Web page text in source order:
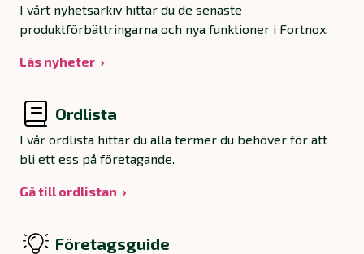
I vårt nyhetsarkiv hittar du de senaste
produktförbättringarna och nya funktioner i Fortnox.
Läs nyheter
Ordlista
I vår ordlista hittar du alla termer du behöver för att
bli ett ess på företagande.
Gå till ordlistan
Företagsguide